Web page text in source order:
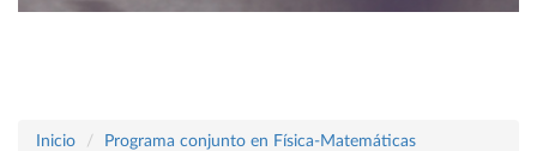
Inicio
Programa conjunto en Física-Matemáticas